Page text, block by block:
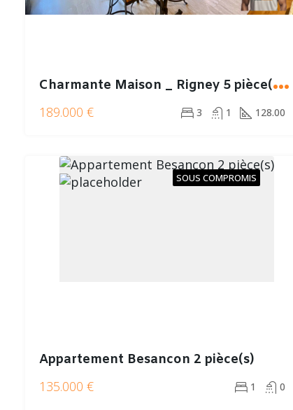
C
harmante Maison _ Rigney 5 pièce(s) 128 m2
189.000 € 3 1 128.00
SOUS COMPROMIS
Appartement Besancon 2 pièce(s)
135.000 €
1 0